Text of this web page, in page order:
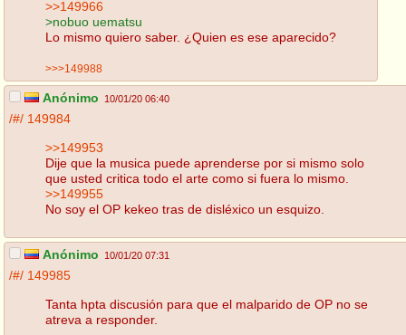
>>149966
>nobuo uematsu
Lo mismo quiero saber. ¿Quien es ese aparecido?
>>>149988
Anónimo 10/01/20 06:40
/#/ 149984
>>149953
Dije que la musica puede aprenderse por si mismo solo
que usted critica todo el arte como si fuera lo mismo.
>>149955
No soy el OP kekeo tras de disléxico un esquizo.
Anónimo 10/01/20 07:31
/#/ 149985
Tanta hpta discusión para que el malparido de OP no se
atreva a responder.